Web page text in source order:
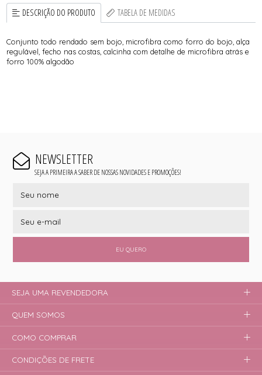
DESCRIÇÃO DO PRODUTO TABELA DE MEDIDAS
Conjunto todo rendado sem bojo, microfibra como forro do bojo, alça
regulável, fecho nas costas, calcinha com detalhe de microfibra atrás e
forro 100% algodão
NEWSLETTER
SEJA A PRIMEIRA A SABER DE NOSSAS NOVIDADES E PROMOÇÕES!
EU QUERO
SEJA UMA REVENDEDORA
QUEM SOMOS
COMO COMPRAR
CONDIÇÕES DE FRETE